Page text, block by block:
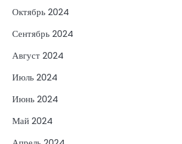
Октябрь 2024
Сентябрь 2024
Август 2024
Июль 2024
Июнь 2024
Май 2024